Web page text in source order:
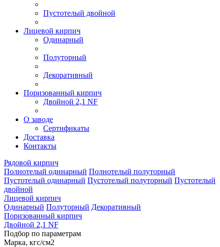
Пустотелый двойной
Лицевой кирпич
Одинарный
Полуторный
Декоративный
Поризованный кирпич
Двойной 2,1 NF
О заводе
Сертификаты
Доставка
Контакты
Рядовой кирпич
Полнотелый одинарный Полнотелый полуторный
Пустотелый одинарный Пустотелый полуторный Пустотелый
двойной
Лицевой кирпич
Одинарный Полуторный Декоративный
Поризованный кирпич
Двойной 2,1 NF
Подбор по параметрам
Марка, кгс/см2